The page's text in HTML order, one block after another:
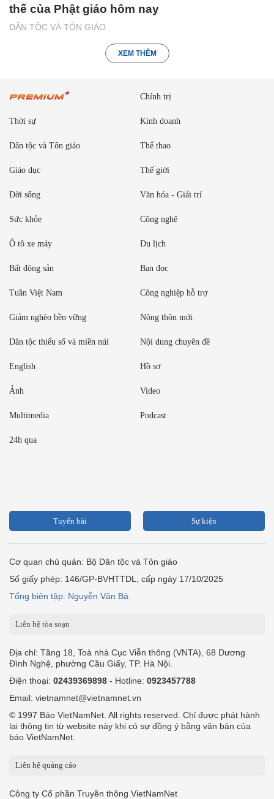
DÂN TỘC VÀ TÔN GIÁO
thế của Phật giáo hôm nay
XEM THÊM
Chính trị
Thời sự Kinh doanh
Dân tộc và Tôn giáo Thể thao
Giáo dục Thế giới
Đời sống Văn hóa - Giải trí
Sức khỏe Công nghệ
Ô tô xe máy Du lịch
Bất động sản Bạn đọc
Tuần Việt Nam Công nghiệp hỗ trợ
Giảm nghèo bền vững Nông thôn mới
Dân tộc thiểu số và miền núi Nội dung chuyên đề
English Hồ sơ
Ảnh Video
Multimedia Podcast
24h qua
Tuyến bài Sự kiện
Cơ quan chủ quản: Bộ Dân tộc và Tôn giáo
Số giấy phép: 146/GP-BVHTTDL, cấp ngày 17/10/2025
Tổng biên tập: Nguyễn Văn Bá
Liên hệ tòa soạn
Địa chỉ: Tầng 18, Toà nhà Cục Viễn thông (VNTA), 68 Dương
Đình Nghệ, phường Cầu Giấy, TP. Hà Nội.
Điện thoại: 02439369898 - Hotline: 0923457788
Email: vietnamnet@vietnamnet.vn
© 1997 Báo VietNamNet. All rights reserved. Chỉ được phát hành
lại thông tin từ website này khi có sự đồng ý bằng văn bản của
báo VietNamNet.
Liên hệ quảng cáo
Công ty Cổ phần Truyền thông VietNamNet